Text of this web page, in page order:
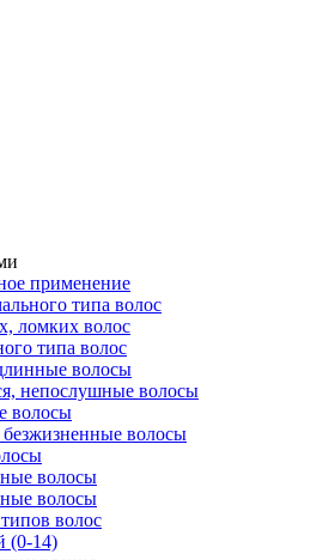
применение
типа волос
ломких волос
типа волос
волосы
непослушные волосы
волосы
волосы
волосы
волосы
волос
(0-14)